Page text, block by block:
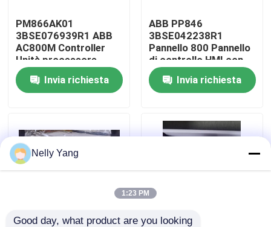
Controllo della qualità
Contattaci
Chiedi un preventivo
Piegato parti del Nevada
PM866AK01
3BSE076939R1 ABB
AC800M Controller
Unità processore
compatta
Invia richiesta
ABB PP846
3BSE042238R1
Pannello 800 Pannello
di controllo HMI con
display ad alta
risoluzione e
interfacce di
multiple
Invia richiesta
Nelly Yang
1:23 PM
Good day, what product are you looking